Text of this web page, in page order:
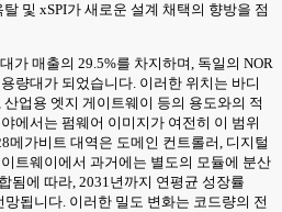
및 xSPI가 새로운 설계 채택의 향방을 점
가 매출의 29.5%를 차지하며, 독일의 NOR
량대가 되었습니다. 이러한 위치는 바디
업용 엣지 게이트웨이 등의 용도와의 적
에서는 펌웨어 이미지가 여전히 이 범위
메가비트 대역은 도메인 컨트롤러, 디지털
트웨이에서 과거에는 별도의 모듈에 분산
됨에 따라, 2031년까지 연평균 성장률
됩니다. 이러한 밀도 변화는 코드량의 전